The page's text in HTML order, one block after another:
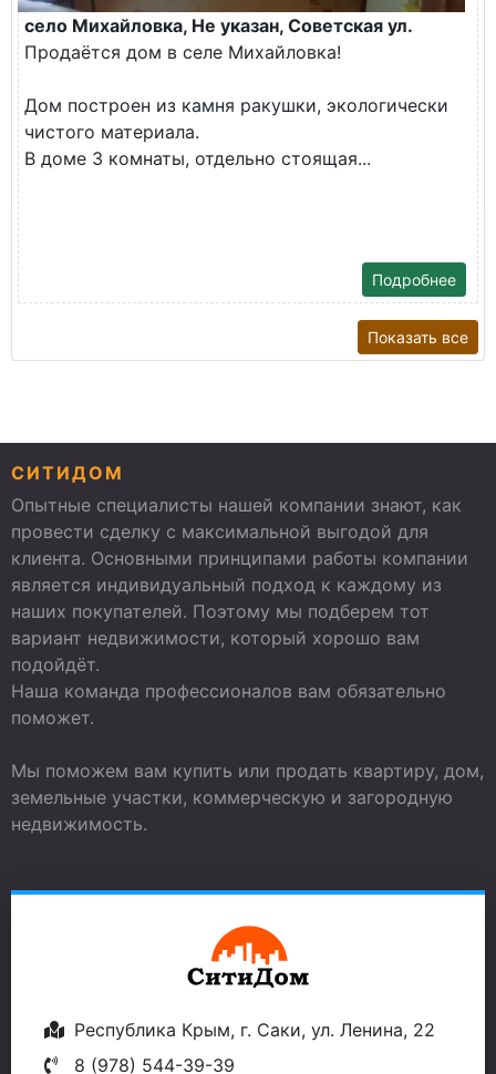
село Михайловка, Не указан, Советская ул.
Продаётся дом в селе Михайловка!
Дом построен из камня ракушки, экологически
чистого материала.
В доме 3 комнаты, отдельно стоящая...
Подробнее
Показать все
СИТИДОМ
Опытные специалисты нашей компании знают, как
провести сделку с максимальной выгодой для
клиента. Основными принципами работы компании
является индивидуальный подход к каждому из
наших покупателей. Поэтому мы подберем тот
вариант недвижимости, который хорошо вам
подойдёт.
Наша команда профессионалов вам обязательно
поможет.
Мы поможем вам купить или продать квартиру, дом,
земельные участки, коммерческую и загородную
недвижимость.
Республика Крым, г. Саки, ул. Ленина, 22
8 (978) 544-39-39